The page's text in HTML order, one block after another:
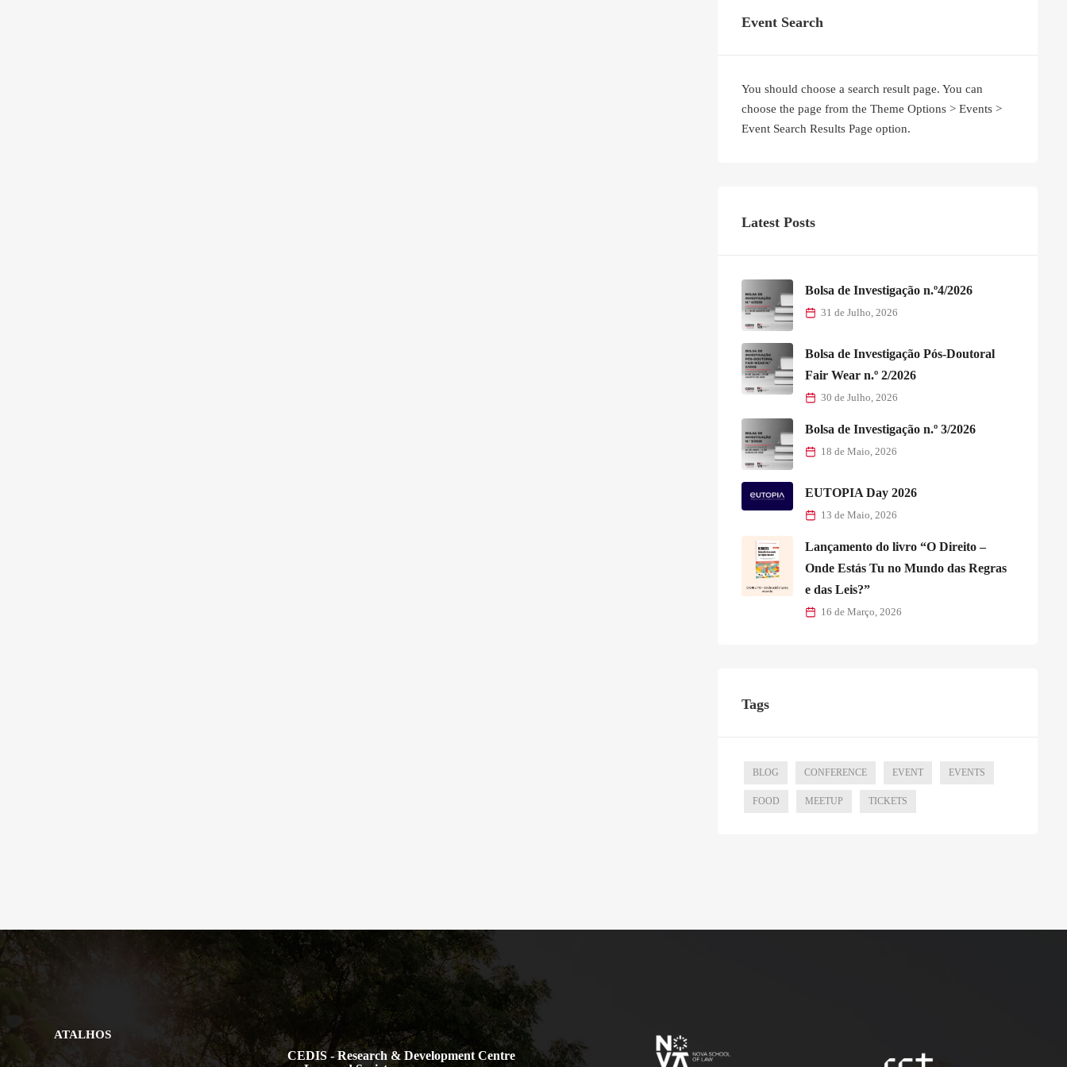
Event Search
You should choose a search result page. You can
choose the page from the Theme Options > Events >
Event Search Results Page option.
Latest Posts
Bolsa de Investigação n.º4/2026
31 de Julho, 2026
Bolsa de Investigação Pós-Doutoral
Fair Wear n.º 2/2026
30 de Julho, 2026
Bolsa de Investigação n.º 3/2026
18 de Maio, 2026
EUTOPIA Day 2026
13 de Maio, 2026
Lançamento do livro “O Direito –
Onde Estás Tu no Mundo das Regras
e das Leis?”
16 de Março, 2026
Tags
BLOG CONFERENCE EVENT EVENTS
FOOD MEETUP TICKETS
ATALHOS
CEDIS - Research & Development Centre